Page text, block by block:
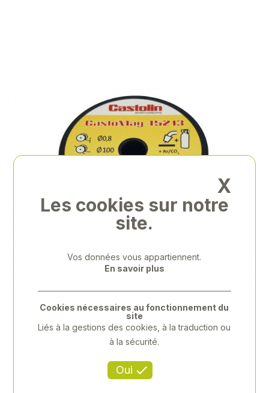
X
Les cookies sur notre
site.
Vos données vous appartiennent.
En savoir plus
Oui
Cookies nécessaires au fonctionnement du
site
Liés à la gestions des cookies, à la traduction ou
à la sécurité.